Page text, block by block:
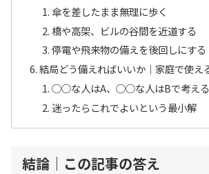
傘を差したまま無理に歩く
橋や高架、ビルの谷間を近道する
停電や飛来物の備えを後回しにする
結局どう備えればいいか｜家庭で使え
○○な人はA、○○な人はBで考える
迷ったらこれでよいという最小解
結論｜この記事の答え